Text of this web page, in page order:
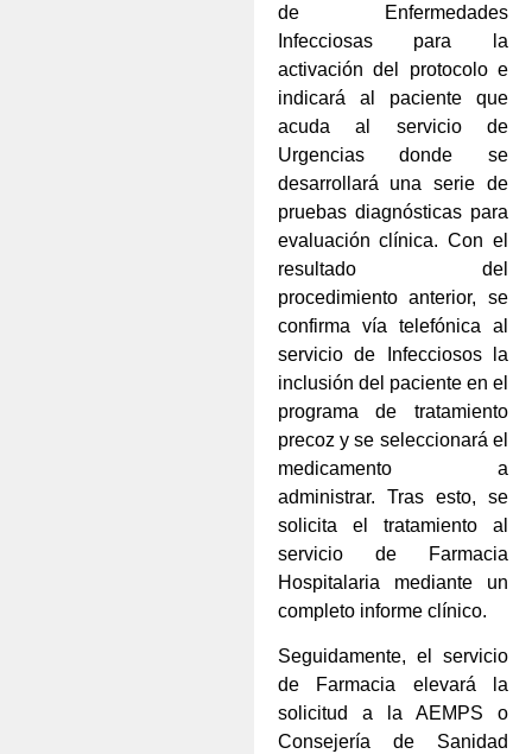
de Enfermedades
Infecciosas para la
activación del protocolo e
indicará al paciente que
acuda al servicio de
Urgencias donde se
desarrollará una serie de
pruebas diagnósticas para
evaluación clínica. Con el
resultado del
procedimiento anterior, se
confirma vía telefónica al
servicio de Infecciosos la
inclusión del paciente en el
programa de tratamiento
precoz y se seleccionará el
medicamento a
administrar. Tras esto, se
solicita el tratamiento al
servicio de Farmacia
Hospitalaria mediante un
completo informe clínico.
Seguidamente, el servicio
de Farmacia elevará la
solicitud a la AEMPS o
Consejería de Sanidad